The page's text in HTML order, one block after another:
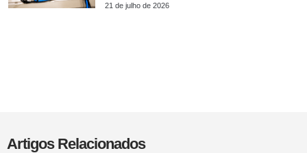
21 de julho de 2026
Artigos Relacionados